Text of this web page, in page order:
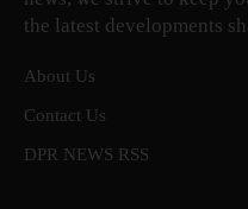
the latest developments
About Us
Contact Us
DPR NEWS RSS